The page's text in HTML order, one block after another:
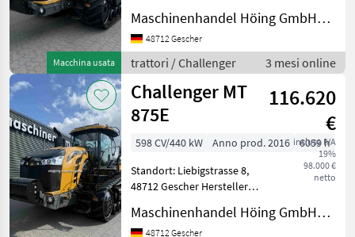
Marketplace
Offerte dei
rivenditori
Annunci
Macchina usata
Baujahr/Erstzulassung 2014
/ 23.03.2018
Inbetriebnahme
Betriebsstunden 3328
Motorle
Maschinenhandel Höing GmbH&Co.KG
48712 Gescher
trattori / Challenger 3 mesi online
Challenger MT
875E
116.620
€
inclusa IVA
19%
98.000 €
netto
598 CV/440 kW Anno prod. 2016
6059 h
Standort: Liebigstrasse 8,
48712 Gescher Hersteller
Baujahr/Erstzulassung
07.06.2016 Betriebsstunden
Maschinenhandel Höing GmbH&Co.KG
48712 Gescher